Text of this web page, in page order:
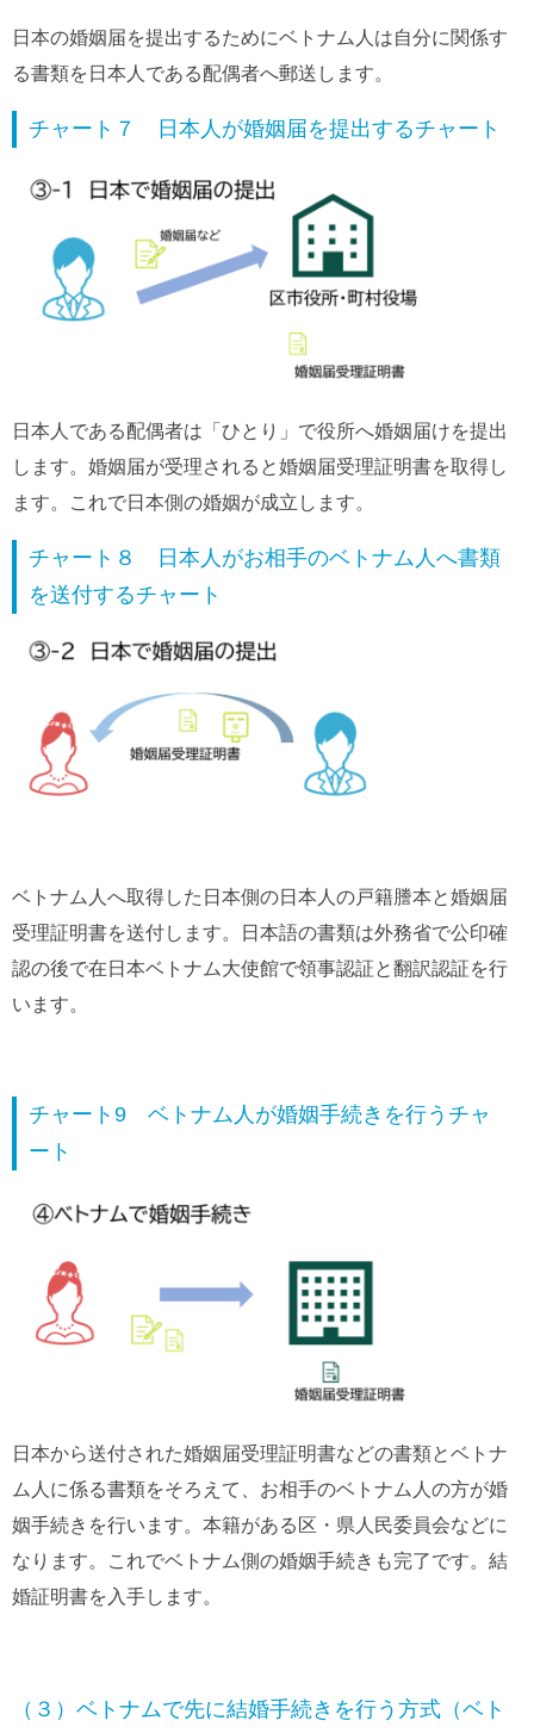
日本の婚姻届を提出するためにベトナム人は自分に関係す
る書類を日本人である配偶者へ郵送します。
チャート７ 日本人が婚姻届を提出するチャート
日本人である配偶者は「ひとり」で役所へ婚姻届けを提出
します。婚姻届が受理されると婚姻届受理証明書を取得し
ます。これで日本側の婚姻が成立します。
チャート８ 日本人がお相手のベトナム人へ書類
を送付するチャート
ベトナム人へ取得した日本側の日本人の戸籍謄本と婚姻届
受理証明書を送付します。日本語の書類は外務省で公印確
認の後で在日本ベトナム大使館で領事認証と翻訳認証を行
います。
チャート9 ベトナム人が婚姻手続きを行うチャ
ート
日本から送付された婚姻届受理証明書などの書類とベトナ
ム人に係る書類をそろえて、お相手のベトナム人の方が婚
姻手続きを行います。本籍がある区・県人民委員会などに
なります。これでベトナム側の婚姻手続きも完了です。結
婚証明書を入手します。
（３）ベトナムで先に結婚手続きを行う方式（ベト